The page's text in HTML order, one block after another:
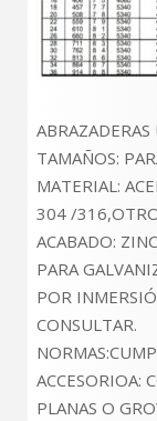
TAMAÑOS:
MATERIAL:
304 /
ACABADO:
PARA
POR
CONSULTAR.
ACCESORIOA:
PLANAS O